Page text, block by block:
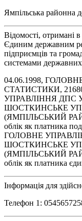
Ямпільська районна
Відомості, отримані
Єдиним державним
підприємців та
системами державних
04.06.1998,
СТАТИСТИКИ,
УПРАВЛІННЯ ДПС
ШОСТКИНСЬКЕ
(ЯМПІЛЬСЬКИЙ
облік як платника
ГОЛОВНЕ
ШОСТКИНСЬКЕ
(ЯМПІЛЬСЬКИЙ
облік як платника
Інформація для
Телефон 1: